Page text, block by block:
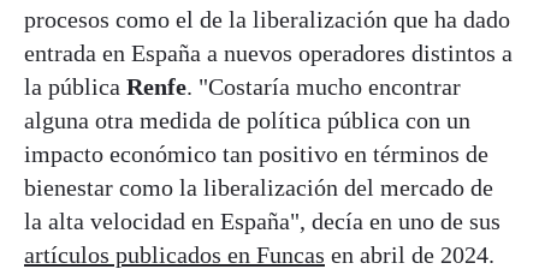
procesos como el de la liberalización que ha dado
entrada en España a nuevos operadores distintos a
la pública Renfe. "Costaría mucho encontrar
alguna otra medida de política pública con un
impacto económico tan positivo en términos de
bienestar como la liberalización del mercado de
la alta velocidad en España", decía en uno de sus
artículos publicados en Funcas en abril de 2024.